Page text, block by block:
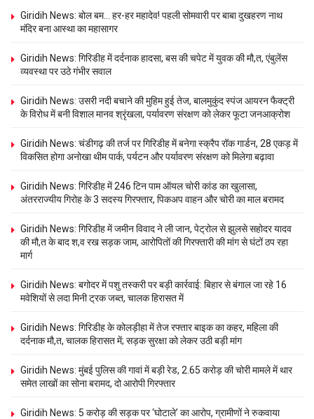
Giridih News: बोल बम… हर-हर महादेव! पहली सोमवारी पर बाबा दुखहरण नाथ
मंदिर बना आस्था का महासागर
Giridih News: गिरिडीह में दर्दनाक हादसा, बस की चपेट में युवक की मौ,त, एंबुलेंस
व्यवस्था पर उठे गंभीर सवाल
Giridih News: उसरी नदी बचाने की मुहिम हुई तेज, बालमुकुंद स्पंज आयरन फैक्ट्री
के विरोध में बनी विशाल मानव श्रृंखला, पर्यावरण संरक्षण को लेकर फूटा जनआक्रोश
Giridih News: चंडीगढ़ की तर्ज पर गिरिडीह में बनेगा स्क्रैप रॉक गार्डन, 28 एकड़ में
विकसित होगा अनोखा थीम पार्क, पर्यटन और पर्यावरण संरक्षण को मिलेगा बढ़ावा
Giridih News: गिरिडीह में 246 टिन पाम ऑयल चोरी कांड का खुलासा,
अंतरराज्यीय गिरोह के 3 सदस्य गिरफ्तार, पिकअप वाहन और चोरी का माल बरामद
Giridih News: गिरिडीह में जमीन विवाद ने ली जान, पेट्रोल से झुलसे सहोदर यादव
की मौ,त के बाद श,व रख सड़क जाम, आरोपितों की गिरफ्तारी की मांग से घंटों ठप रहा
मार्ग
Giridih News: बगोदर में पशु तस्करी पर बड़ी कार्रवाई: बिहार से बंगाल जा रहे 16
मवेशियों से लदा मिनी ट्रक जब्त, चालक हिरासत में
Giridih News: गिरिडीह के कोलड़ीहा में तेज रफ्तार बाइक का कहर, महिला की
दर्दनाक मौ,त, चालक हिरासत में; सड़क सुरक्षा को लेकर उठी बड़ी मांग
Giridih News: मुंबई पुलिस की गावां में बड़ी रेड, 2.65 करोड़ की चोरी मामले में थार
समेत लाखों का सोना बरामद, दो आरोपी गिरफ्तार
Giridih News: 5 करोड़ की सड़क पर ‘घोटाले’ का आरोप, ग्रामीणों ने रुकवाया